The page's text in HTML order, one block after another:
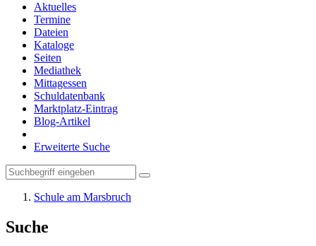
Aktuelles
Termine
Dateien
Kataloge
Seiten
Mediathek
Mittagessen
Schuldatenbank
Marktplatz-Eintrag
Blog-Artikel
Erweiterte Suche
Schule am Marsbruch
Suche